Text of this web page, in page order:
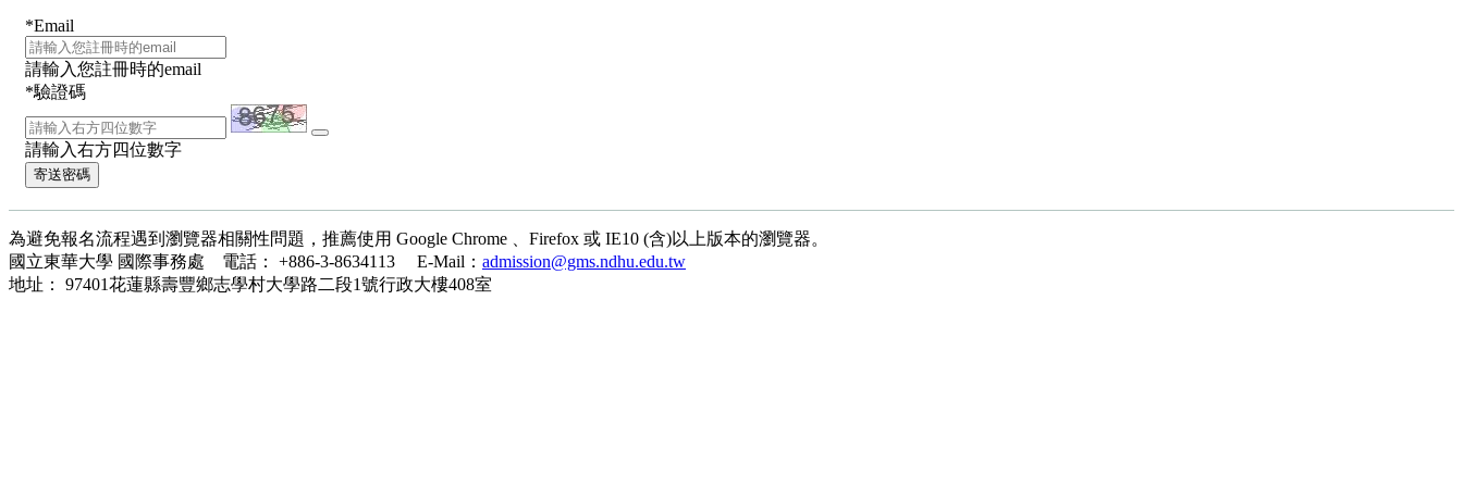
*Email
請輸入您註冊時的email
*驗證碼
請輸入右方四位數字
寄送密碼
為避免報名流程遇到瀏覽器相關性問題，推薦使用 Google Chrome 、Firefox 或 IE10 (含)以上版本的瀏覽器。
國立東華大學 國際事務處 電話： +886-3-8634113 E-Mail： admission@gms.ndhu.edu.tw
地址： 97401花蓮縣壽豐鄉志學村大學路二段1號行政大樓408室